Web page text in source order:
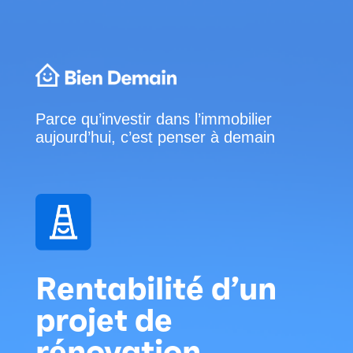
Parce qu’investir dans l’immobilier
aujourd’hui, c’est penser à demain
Rentabilité d’un
projet de